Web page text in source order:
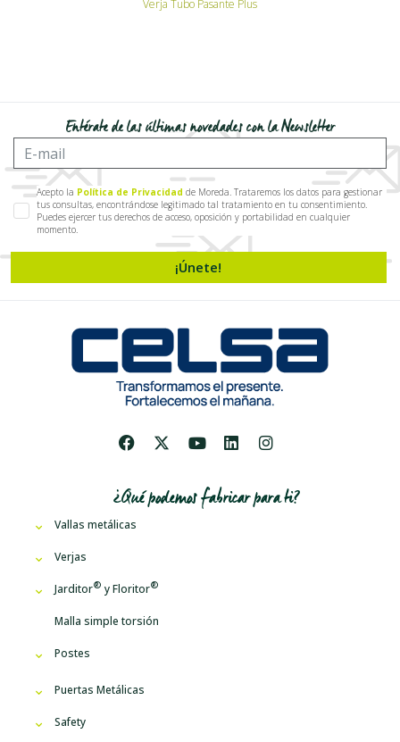
Entérate de las últimas novedades con la Newsletter
Acepto la Política de Privacidad de Moreda. Trataremos los datos para gestionar
tus consultas, encontrándose legitimado tal tratamiento en tu consentimiento.
Puedes ejercer tus derechos de acceso, oposición y portabilidad en cualquier
momento.
¡Únete!
¿Qué podemos fabricar para ti?
Vallas metálicas
Verjas
Jarditor yFloritor
Malla simple torsión
Postes
Puertas Metálicas
Safety